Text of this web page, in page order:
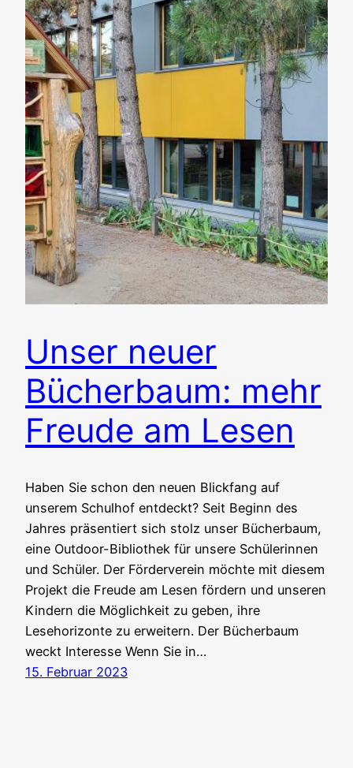
Unser neuer
Bücherbaum: mehr
Freude am Lesen
Haben Sie schon den neuen Blickfang auf
unserem Schulhof entdeckt? Seit Beginn des
Jahres präsentiert sich stolz unser Bücherbaum,
eine Outdoor-Bibliothek für unsere Schülerinnen
und Schüler. Der Förderverein möchte mit diesem
Projekt die Freude am Lesen fördern und unseren
Kindern die Möglichkeit zu geben, ihre
Lesehorizonte zu erweitern. Der Bücherbaum
weckt Interesse Wenn Sie in…
15. Februar 2023